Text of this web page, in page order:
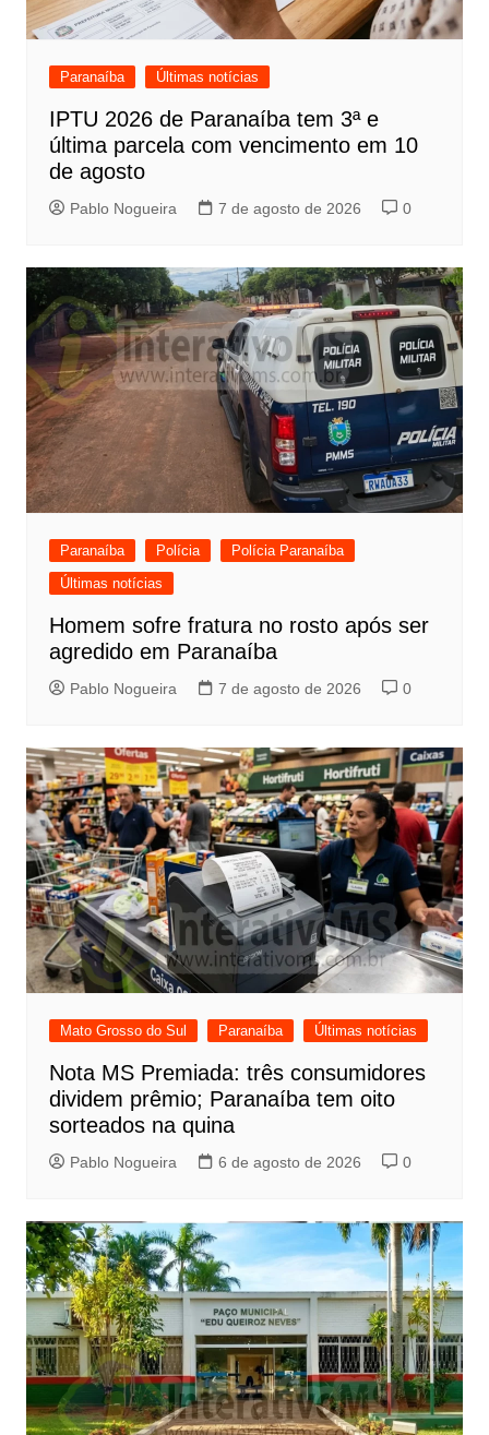
Paranaíba Últimas notícias
IPTU 2026 de Paranaíba tem 3ª e
última parcela com vencimento em 10
de agosto
Pablo Nogueira 7 de agosto de 2026 0
Paranaíba Polícia
Polícia Paranaíba
Últimas notícias
Homem sofre fratura no rosto após ser
agredido em Paranaíba
Pablo Nogueira 7 de agosto de 2026 0
Mato Grosso do Sul Paranaíba Últimas notícias
Nota MS Premiada: três consumidores
dividem prêmio; Paranaíba tem oito
sorteados na quina
Pablo Nogueira 6 de agosto de 2026 0